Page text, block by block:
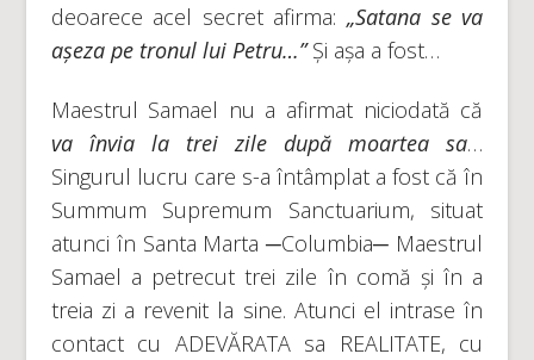
deoarece acel secret afirma:„Satana se va
așeza pe tronul lui Petru…”Și așa a fost…
Maestrul Samael nu a afirmat niciodată că
va învia la trei zile după moartea sa…
Singurul lucru care s-a întâmplat a fost că în
Summum Supremum Sanctuarium, situat
atunci în Santa Marta ─Columbia─ Maestrul
Samael a petrecut trei zile în comă și în a
treia zi a revenit la sine. Atunci el intrase în
contact cu ADEVĂRATA sa REALITATE, cu